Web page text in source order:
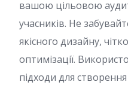
вашою цільовою
учасників. Не
якісного дизайну,
оптимізації.
підходи для